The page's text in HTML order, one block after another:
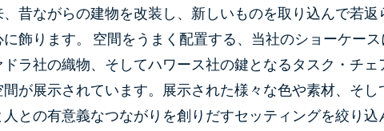
昔ながらの建物を改装し、新しいものを取り込んで若
飾ります。 空間をうまく配置する、当社のショーケー
ラ社の織物、そしてハワース社の鍵となるタスク・チ
が展示されています。展示された様々な色や素材、そ
との有意義なつながりを創りだすセッティングを絞り